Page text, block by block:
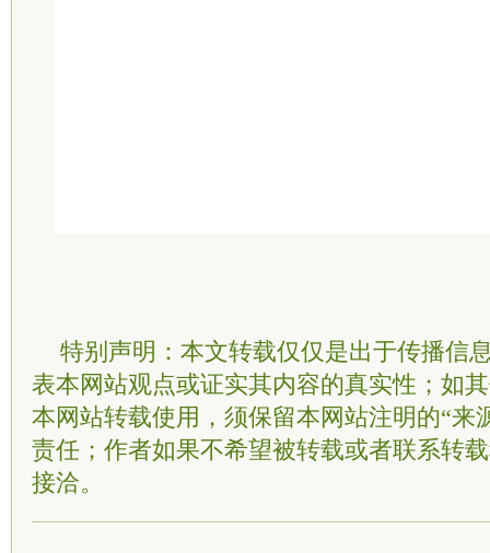
特别声明：本文转载仅仅是出于传播信
表本网站观点或证实其内容的真实性；如
本网站转载使用，须保留本网站注明的“来
责任；作者如果不希望被转载或者联系转
接洽。